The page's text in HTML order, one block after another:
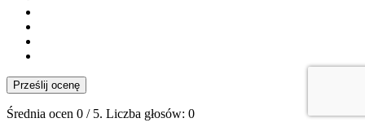
Prześlij ocenę
Średnia ocen 0 / 5. Liczba głosów: 0